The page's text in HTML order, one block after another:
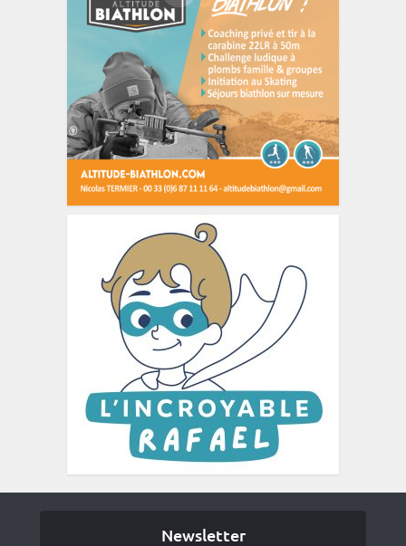
Newsletter